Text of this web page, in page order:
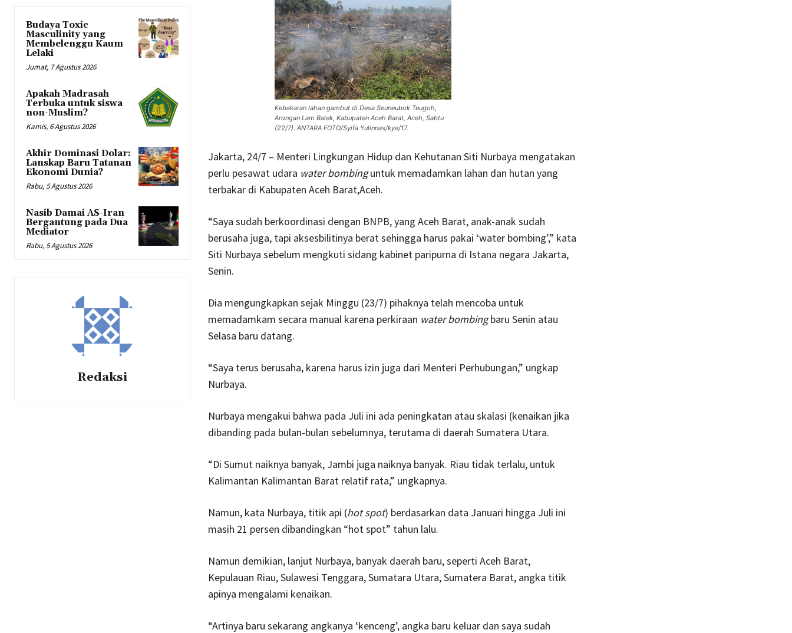
Budaya Toxic
Masculinity yang
Membelenggu Kaum
Lelaki
Jumat, 7 Agustus 2026
Apakah Madrasah
Terbuka untuk siswa
non-Muslim?
Kamis, 6 Agustus 2026
Akhir Dominasi Dolar:
Lanskap Baru Tatanan
Ekonomi Dunia?
Rabu, 5 Agustus 2026
Nasib Damai AS-Iran
Bergantung pada Dua
Mediator
Rabu, 5 Agustus 2026
Redaksi
Kebakaran lahan gambut di Desa Seuneubok Teugoh,
Arongan Lam Balek, Kabupaten Aceh Barat, Aceh, Sabtu
(22/7). ANTARA FOTO/Syifa Yulinnas/kye/17.
Jakarta, 24/7 – Menteri Lingkungan Hidup dan Kehutanan Siti Nurbaya mengatakan
perlu pesawat udara water bombinguntuk memadamkan lahan dan hutan yang
terbakar di Kabupaten Aceh Barat,Aceh.
“Saya sudah berkoordinasi dengan BNPB, yang Aceh Barat, anak-anak sudah
berusaha juga, tapi aksesbilitinya berat sehingga harus pakai ‘water bombing’,” kata
Siti Nurbaya sebelum mengkuti sidang kabinet paripurna di Istana negara Jakarta,
Senin.
Dia mengungkapkan sejak Minggu (23/7) pihaknya telah mencoba untuk
memadamkam secara manual karena perkiraan water bombingbaru Senin atau
Selasa baru datang.
“Saya terus berusaha, karena harus izin juga dari Menteri Perhubungan,” ungkap
Nurbaya.
Nurbaya mengakui bahwa pada Juli ini ada peningkatan atau skalasi (kenaikan jika
dibanding pada bulan-bulan sebelumnya, terutama di daerah Sumatera Utara.
“Di Sumut naiknya banyak, Jambi juga naiknya banyak. Riau tidak terlalu, untuk
Kalimantan Kalimantan Barat relatif rata,” ungkapnya.
Namun, kata Nurbaya, titik api (hot spot) berdasarkan data Januari hingga Juli ini
masih 21 persen dibandingkan “hot spot” tahun lalu.
Namun demikian, lanjut Nurbaya, banyak daerah baru, seperti Aceh Barat,
Kepulauan Riau, Sulawesi Tenggara, Sumatara Utara, Sumatera Barat, angka titik
apinya mengalami kenaikan.
“Artinya baru sekarang angkanya ‘kenceng’, angka baru keluar dan saya sudah